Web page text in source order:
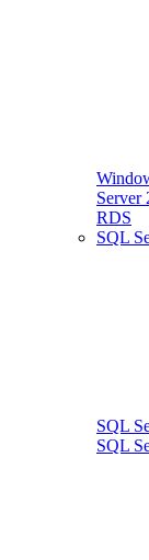
Server
RDS
SQL
SQL
SQL